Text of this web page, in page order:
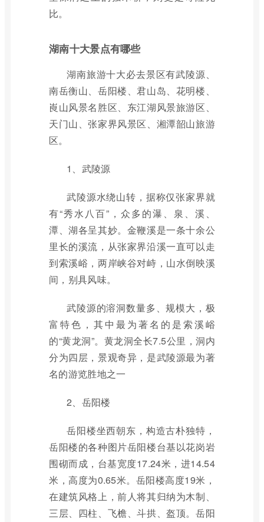
比。
湖南十大景点有哪些
湖南旅游十大必去景区有武陵源、
南岳衡山、岳阳楼、君山岛、花明楼、
崀山风景名胜区、东江湖风景旅游区、
天门山、张家界风景区、湘潭韶山旅游
区。
1、武陵源
武陵源水绕山转，据称仅张家界就
有“秀水八百”，众多的瀑、泉、溪、
潭、湖各呈其妙。金鞭溪是一条十余公
里长的溪流，从张家界沿溪一直可以走
到索溪峪，两岸峡谷对峙，山水倒映溪
间，别具风味。
武陵源的溶洞数量多、规模大，极
富特色，其中最为著名的是索溪峪
的“黄龙洞”。黄龙洞全长7.5公里，洞内
分为四层，景观奇异，是武陵源最为著
名的游览胜地之一
2、岳阳楼
岳阳楼坐西朝东，构造古朴独特，
岳阳楼的各种图片岳阳楼台基以花岗岩
围砌而成，台基宽度17.24米，进14.54
米，高度为0.65米。岳阳楼高度19米，
在建筑风格上，前人将其归纳为木制、
三层、四柱、飞檐、斗拱、盔顶。岳阳